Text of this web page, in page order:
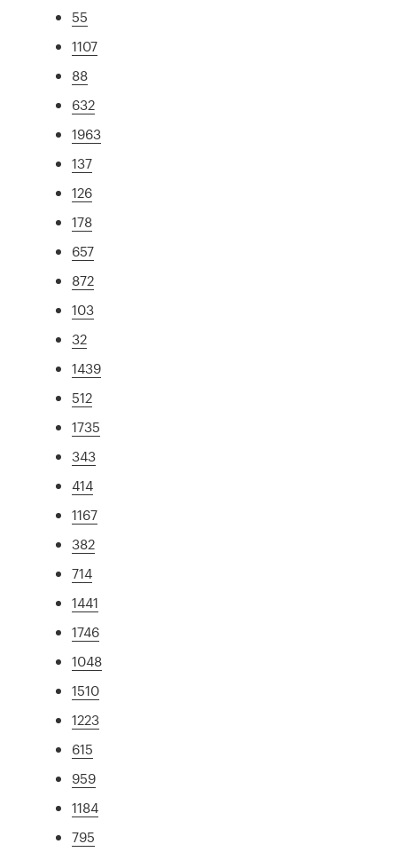
55
1107
88
632
1963
137
126
178
657
872
103
32
1439
512
1735
343
414
1167
382
714
1441
1746
1048
1510
1223
615
959
1184
795